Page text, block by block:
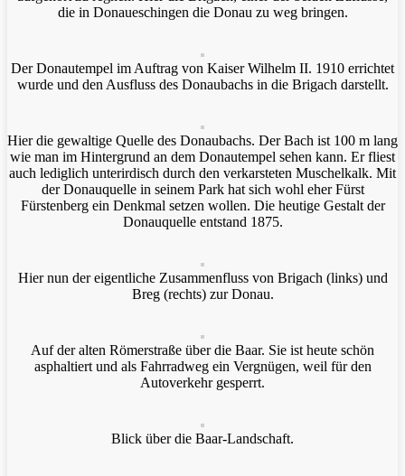
die in Donaueschingen die Donau zu weg bringen.
Der Donautempel im Auftrag von Kaiser Wilhelm II. 1910 errichtet
wurde und den Ausfluss des Donaubachs in die Brigach darstellt.
Hier die gewaltige Quelle des Donaubachs. Der Bach ist 100 m lang
wie man im Hintergrund an dem Donautempel sehen kann. Er fliest
auch lediglich unterirdisch durch den verkarsteten Muschelkalk. Mit
der Donauquelle in seinem Park hat sich wohl eher Fürst
Fürstenberg ein Denkmal setzen wollen. Die heutige Gestalt der
Donauquelle entstand 1875.
Hier nun der eigentliche Zusammenfluss von Brigach (links) und
Breg (rechts) zur Donau.
Auf der alten Römerstraße über die Baar. Sie ist heute schön
asphaltiert und als Fahrradweg ein Vergnügen, weil für den
Autoverkehr gesperrt.
Blick über die Baar-Landschaft.